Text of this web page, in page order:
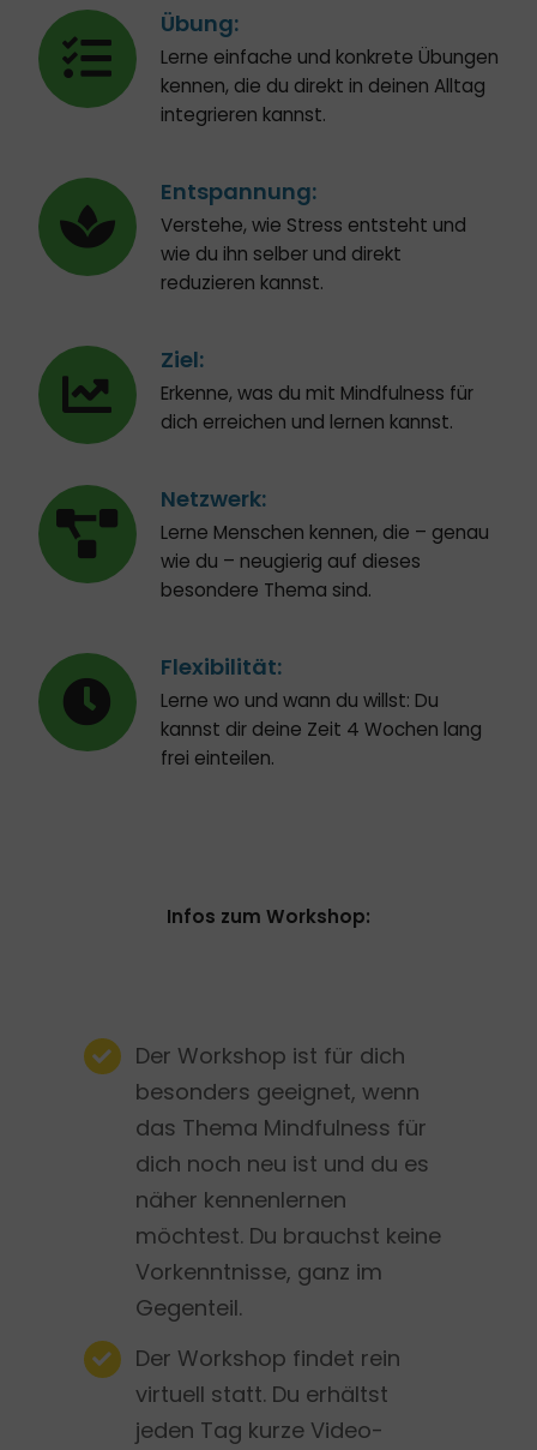
Übung:
Lerne einfache und konkrete Übungen
kennen, die du direkt in deinen Alltag
integrieren kannst.
Entspannung:
Verstehe, wie Stress entsteht und
wie du ihn selber und direkt
reduzieren kannst.
Ziel:
Erkenne, was du mit Mindfulness für
dich erreichen und lernen kannst.
Netzwerk:
Lerne Menschen kennen, die – genau
wie du – neugierig auf dieses
besondere Thema sind.
Flexibilität:
Lerne wo und wann du willst: Du
kannst dir deine Zeit 4 Wochen lang
frei einteilen.
Infos zum Workshop:
Der Workshop ist für dich
besonders geeignet, wenn
das Thema Mindfulness für
dich noch neu ist und du es
näher kennenlernen
möchtest. Du brauchst keine
Vorkenntnisse, ganz im
Gegenteil.
Der Workshop findet rein
virtuell statt. Du erhältst
jeden Tag kurze Video-